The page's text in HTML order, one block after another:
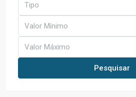
Tipo
Valor Mínimo
Valor Máximo
Pesquisar